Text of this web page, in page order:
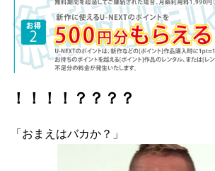
！！！！？？？？
「おまえはバカか？」